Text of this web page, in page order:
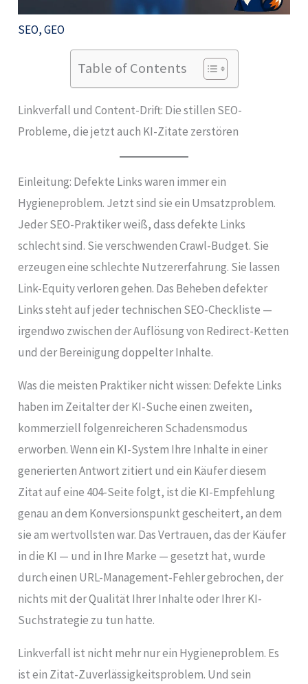
SEO,GEO
Table of Contents
Linkverfall und Content-Drift: Die stillen SEO-
Probleme, die jetzt auch KI-Zitate zerstören
Einleitung: Defekte Links waren immer ein
Hygieneproblem. Jetzt sind sie ein Umsatzproblem.
Jeder SEO-Praktiker weiß, dass defekte Links
schlecht sind. Sie verschwenden Crawl-Budget. Sie
erzeugen eine schlechte Nutzererfahrung. Sie lassen
Link-Equity verloren gehen. Das Beheben defekter
Links steht auf jeder technischen SEO-Checkliste —
irgendwo zwischen der Auflösung von Redirect-Ketten
und der Bereinigung doppelter Inhalte.
Was die meisten Praktiker nicht wissen: Defekte Links
haben im Zeitalter der KI-Suche einen zweiten,
kommerziell folgenreicheren Schadensmodus
erworben. Wenn ein KI-System Ihre Inhalte in einer
generierten Antwort zitiert und ein Käufer diesem
Zitat auf eine 404-Seite folgt, ist die KI-Empfehlung
genau an dem Konversionspunkt gescheitert, an dem
sie am wertvollsten war. Das Vertrauen, das der Käufer
in die KI — und in Ihre Marke — gesetzt hat, wurde
durch einen URL-Management-Fehler gebrochen, der
nichts mit der Qualität Ihrer Inhalte oder Ihrer KI-
Suchstrategie zu tun hatte.
Linkverfall ist nicht mehr nur ein Hygieneproblem. Es
ist ein Zitat-Zuverlässigkeitsproblem. Und sein